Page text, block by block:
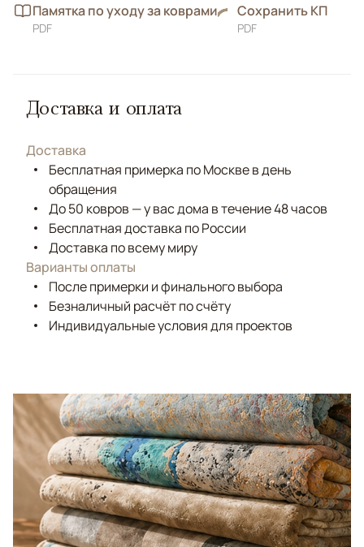
Памятка по уходу за коврами
PDF
Сохранить КП
PDF
Доставка и оплата
Доставка
Бесплатная примерка по Москве в день
обращения
До 50 ковров — у вас дома в течение 48 часов
Бесплатная доставка по России
Доставка по всему миру
Варианты оплаты
После примерки и финального выбора
Безналичный расчёт по счёту
Индивидуальные условия для проектов